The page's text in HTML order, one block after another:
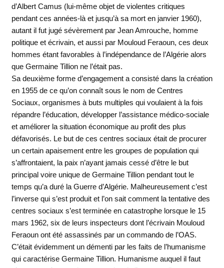
d’Albert Camus (lui-même objet de violentes critiques
pendant ces années-là et jusqu’à sa mort en janvier 1960),
autant il fut jugé sévèrement par Jean Amrouche, homme
politique et écrivain, et aussi par Mouloud Feraoun, ces deux
hommes étant favorables à l’indépendance de l’Algérie alors
que Germaine Tillion ne l’était pas.
Sa deuxième forme d’engagement a consisté dans la création
en 1955 de ce qu’on connaît sous le nom de Centres
Sociaux, organismes à buts multiples qui voulaient à la fois
répandre l’éducation, développer l’assistance médico-sociale
et améliorer la situation économique au profit des plus
défavorisés. Le but de ces centres sociaux était de procurer
un certain apaisement entre les groupes de population qui
s’affrontaient, la paix n’ayant jamais cessé d’être le but
principal voire unique de Germaine Tillion pendant tout le
temps qu’a duré la Guerre d’Algérie. Malheureusement c’est
l’inverse qui s’est produit et l’on sait comment la tentative des
centres sociaux s’est terminée en catastrophe lorsque le 15
mars 1962, six de leurs inspecteurs dont l’écrivain Mouloud
Feraoun ont été assassinés par un commando de l’OAS.
C’était évidemment un démenti par les faits de l’humanisme
qui caractérise Germaine Tillion. Humanisme auquel il faut